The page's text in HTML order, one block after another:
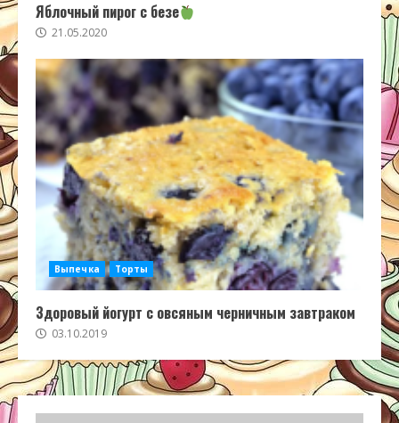
Яблочный пирог с безе
21.05.2020
Выпечка Торты
Здоровый йогурт с овсяным черничным завтраком
03.10.2019